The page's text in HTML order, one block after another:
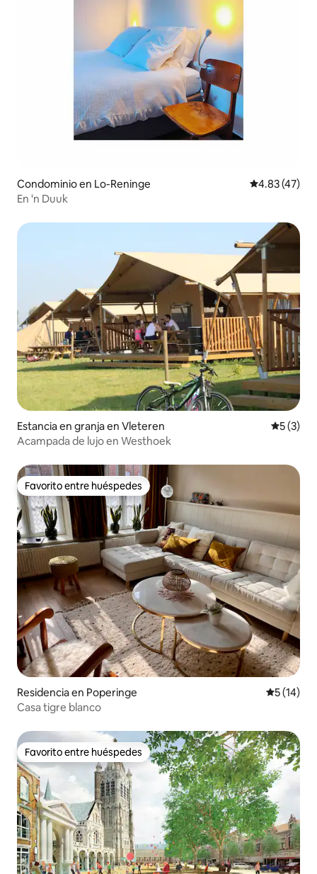
Condominio en Lo-Reninge Calificación
4.83 (47)
En 'n Duuk
Estancia en granja en Vleteren
5 (3)
Acampada de lujo en Westhoek
Favorito entre huéspedes
Favorito entre huéspedes
Residencia en Poperinge
5 (14)
Casa tigre blanco
Favorito entre huéspedes
Favorito entre huéspedes